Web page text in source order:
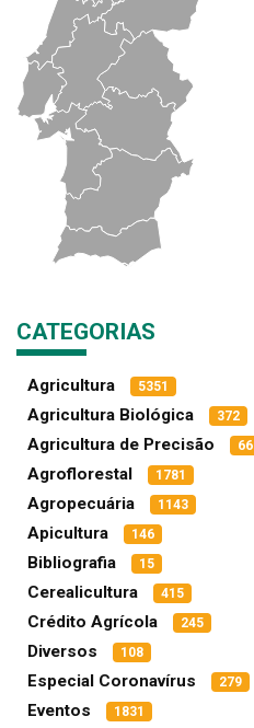
CATEGORIAS
Agricultura 5351
Agricultura Biológica 372
Agricultura de Precisão 66
Agroflorestal 1781
Agropecuária 1143
Apicultura 146
Bibliografia 15
Cerealicultura 415
Crédito Agrícola 245
Diversos 108
Especial Coronavírus 279
Eventos 1831